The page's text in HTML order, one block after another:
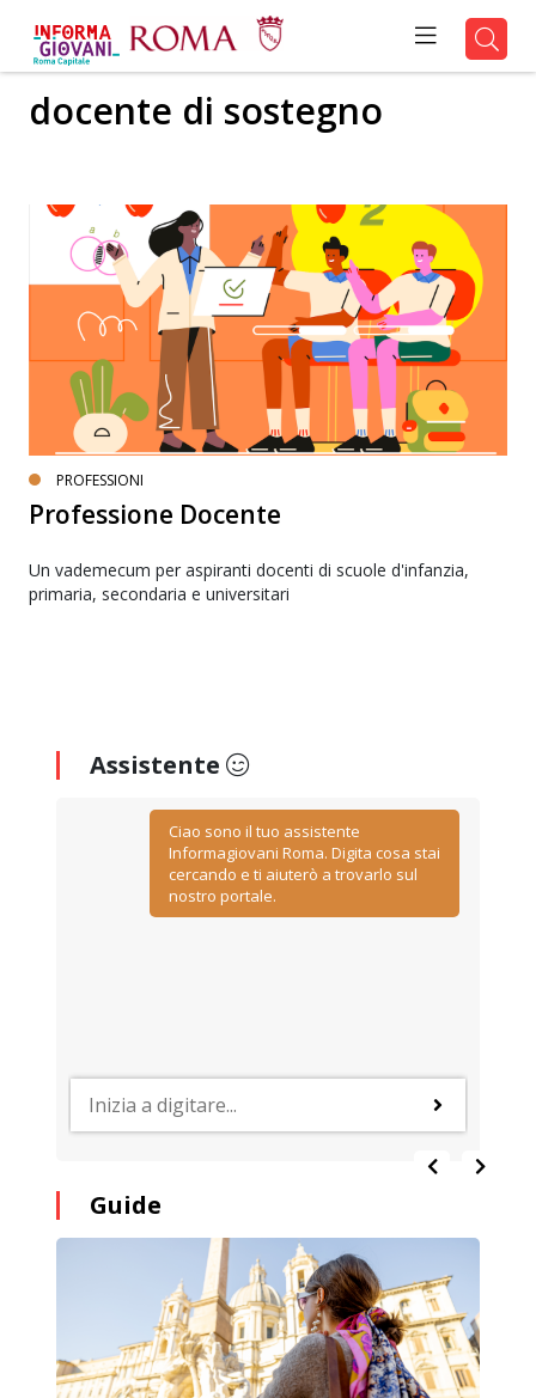
docente di sostegno
PROFESSIONI
Professione Docente
Un vademecum per aspiranti docenti di scuole d'infanzia,
primaria, secondaria e universitari
Assistente
Ciao sono il tuo assistente
Informagiovani Roma. Digita cosa stai
cercando e ti aiuterò a trovarlo sul
nostro portale.
Guide